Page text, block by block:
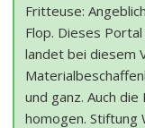
Fritteuse:
Flop. Dieses
landet bei diesem
und ganz. Auch
homogen. Stiftung